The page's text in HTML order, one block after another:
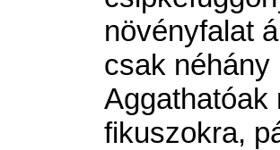
növényfalat
csak néhány
Aggathatóak
fikuszokra,